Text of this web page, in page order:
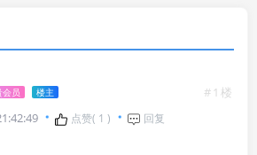
会员 楼主
#1楼
点赞( 1 ) 回复